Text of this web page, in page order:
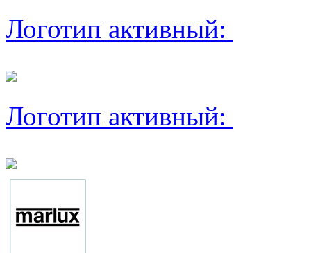
Логотип активный:
Логотип активный: